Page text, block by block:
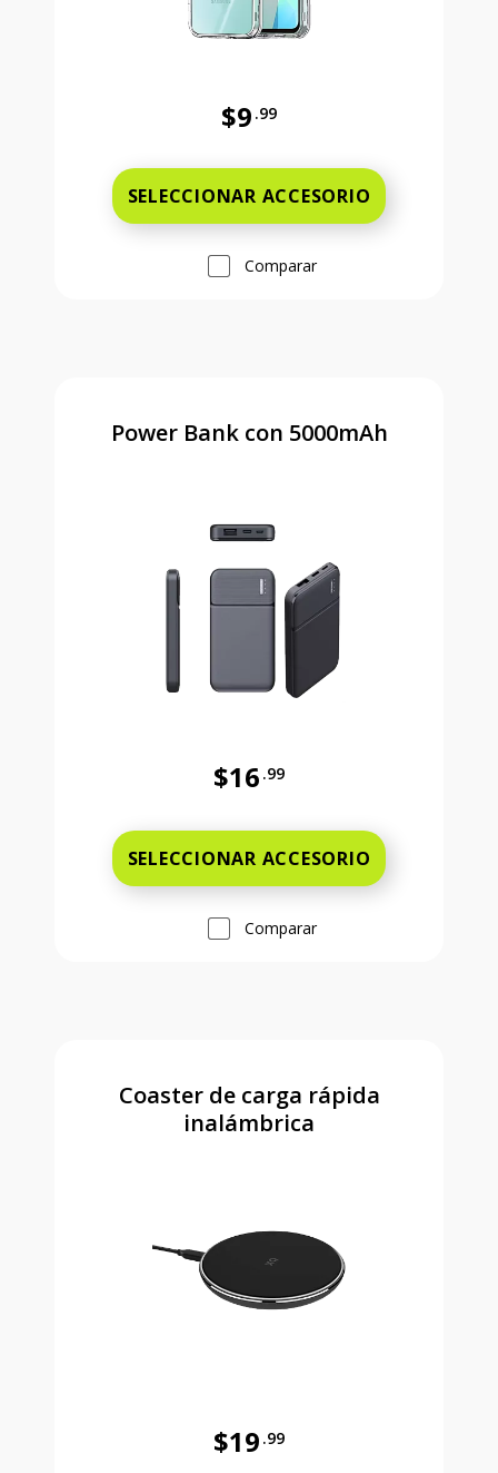
$9 .99
SELECCIONAR ACCESORIO
Comparar
Power Bank con 5000mAh
$16 .99
SELECCIONAR ACCESORIO
Comparar
Coaster de carga rápida
inalámbrica
$19 .99